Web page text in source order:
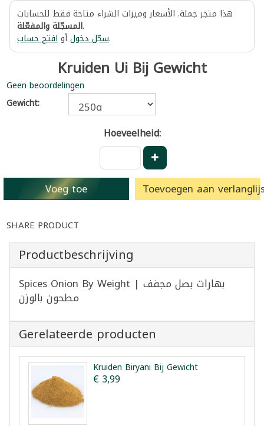
هذا متجر جملة. الأسعار وميزات الشراء متاحة فقط للحسابات
المسجّلة والمفعّلة.
سجّل دخولأوافتح حساب .
Kruiden Ui Bij Gewicht
Geen beoordelingen
Gewicht:
Hoeveelheid:
Voeg toe Toevoegen aan
SHARE PRODUCT
Productbeschrijving
Spices Onion By Weight | بهارات بصل مجفف
مطحون بالوزن
Gerelateerde producten
Kruiden Biryani Bij Gewicht
€ 3,99